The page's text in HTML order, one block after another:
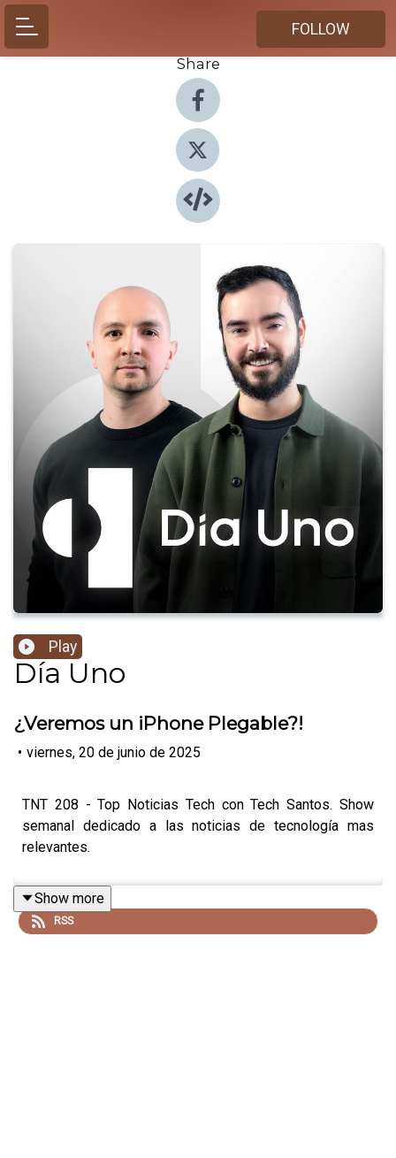
FOLLOW
Share
Play
Día Uno
¿Veremos un iPhone Plegable?!
• viernes, 20 de junio de 2025
TNT 208 - Top Noticias Tech con Tech Santos. Show
semanal dedicado a las noticias de tecnología mas
relevantes.
Show more
RSS